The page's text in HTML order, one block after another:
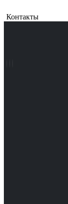
Контакты